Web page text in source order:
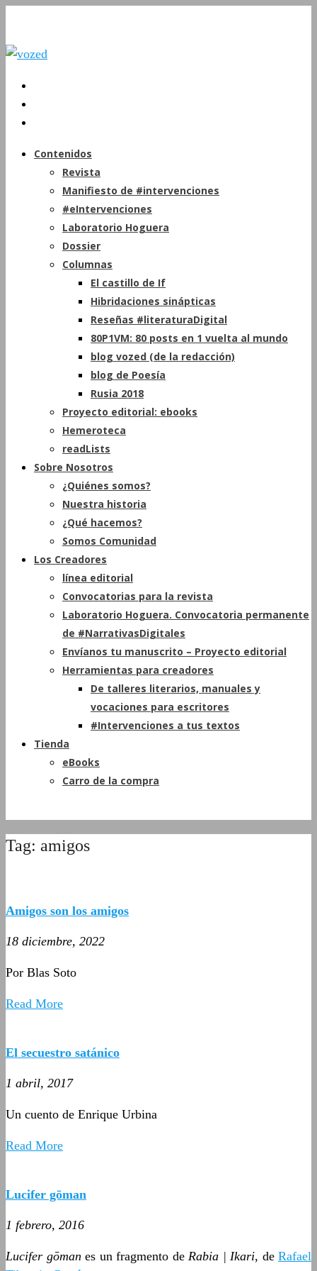
Contenidos
Revista
Manifiesto de #intervenciones
#eIntervenciones
Laboratorio Hoguera
Dossier
Columnas
El castillo de If
Hibridaciones sinápticas
Reseñas #literaturaDigital
80P1VM: 80 posts en 1 vuelta al mundo
blog vozed (de la redacción)
blog de Poesía
Rusia 2018
Proyecto editorial: ebooks
Hemeroteca
readLists
Sobre Nosotros
¿Quiénes somos?
Nuestra historia
¿Qué hacemos?
Somos Comunidad
Los Creadores
línea editorial
Convocatorias para la revista
Laboratorio Hoguera. Convocatoria permanente
de #NarrativasDigitales
Envíanos tu manuscrito – Proyecto editorial
Herramientas para creadores
De talleres literarios, manuales y
vocaciones para escritores
#Intervenciones a tus textos
Tienda
eBooks
Carro de la compra
Tag: amigos
Amigos son los amigos
18 diciembre, 2022
Por Blas Soto
Read More
El secuestro satánico
1 abril, 2017
Un cuento de Enrique Urbina
Read More
Lucifer gōman
1 febrero, 2016
Lucifer gōman es un fragmento de Rabia | Ikari, de Rafael